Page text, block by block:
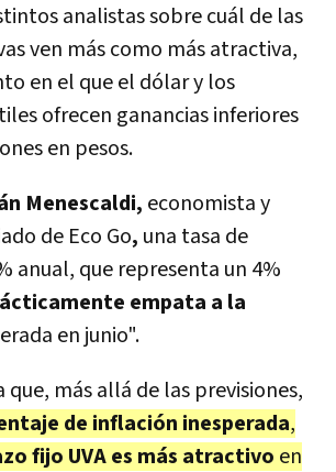
analistas sobre cuál de las
ven más como más atractiva,
en el que el dólar y los
ofrecen ganancias inferiores
en pesos.
Menescaldi, economista y
de Eco Go, una tasa de
anual, que representa un 4%
empata a la
en junio".
que, más allá de las previsiones,
de inflación inesperada,
fijo UVA es más atractivo en